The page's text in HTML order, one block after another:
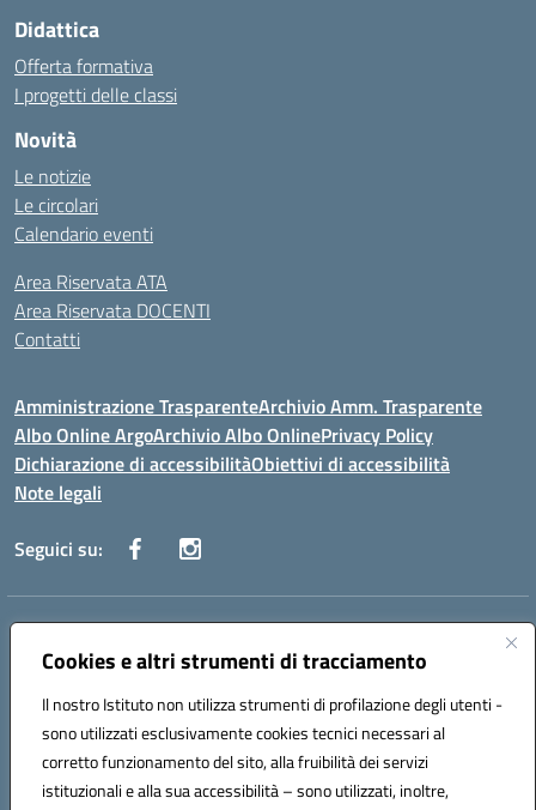
Cookies e altri strumenti di tracciamento
Il nostro Istituto non utilizza strumenti di profilazione degli utenti -
sono utilizzati esclusivamente cookies tecnici necessari al
corretto funzionamento del sito, alla fruibilità dei servizi
istituzionali e alla sua accessibilità – sono utilizzati, inoltre,
Didattica
Offerta formativa
I progetti delle classi
Novità
Le notizie
Le circolari
Calendario eventi
Area Riservata ATA
Area Riservata DOCENTI
Contatti
Amministrazione TrasparenteArchivio Amm. Trasparente
Albo Online ArgoArchivio Albo OnlinePrivacy Policy
Dichiarazione di accessibilitàObiettivi di accessibilità
Note legali
Seguici su:
Indirizzo:
Centralino:0823 742191 Email:CEIC8BC00Q@istruzione.it
Codice fiscale: 93117040613
Codice meccanografico:
CEIC8BC00Q
Codice Indice delle Pubbliche Amministrazioni (IPA): icpgd